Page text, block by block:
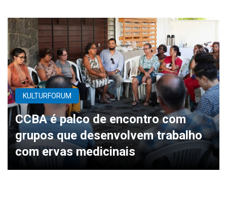
KULTURFORUM
CCBA é palco de encontro com
grupos que desenvolvem trabalho
com ervas medicinais